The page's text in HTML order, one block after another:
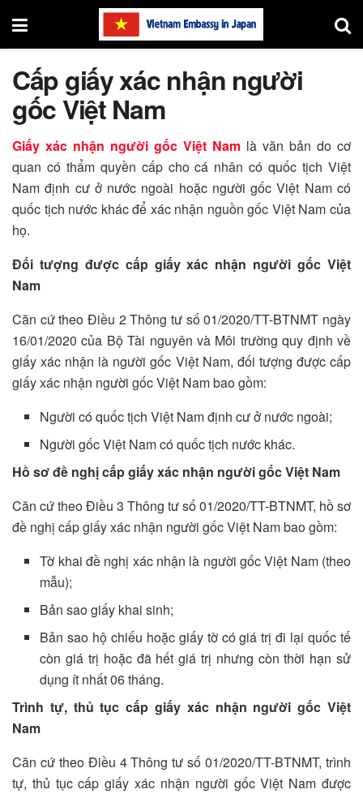
Cấp giấy xác nhận người
gốc Việt Nam
Giấy xác nhận người gốc Việt Nam là văn bản do cơ
quan có thẩm quyền cấp cho cá nhân có quốc tịch Việt
Nam định cư ở nước ngoài hoặc người gốc Việt Nam có
quốc tịch nước khác để xác nhận nguồn gốc Việt Nam của
họ.
Đối tượng được cấp giấy xác nhận người gốc Việt
Nam
Căn cứ theo Điều 2 Thông tư số 01/2020/TT-BTNMT ngày
16/01/2020 của Bộ Tài nguyên và Môi trường quy định về
giấy xác nhận là người gốc Việt Nam, đối tượng được cấp
giấy xác nhận người gốc Việt Nam bao gồm:
Người có quốc tịch Việt Nam định cư ở nước ngoài;
Người gốc Việt Nam có quốc tịch nước khác.
Hồ sơ đề nghị cấp giấy xác nhận người gốc Việt Nam
Căn cứ theo Điều 3 Thông tư số 01/2020/TT-BTNMT, hồ sơ
đề nghị cấp giấy xác nhận người gốc Việt Nam bao gồm:
Tờ khai đề nghị xác nhận là người gốc Việt Nam (theo
mẫu);
Bản sao giấy khai sinh;
Bản sao hộ chiếu hoặc giấy tờ có giá trị đi lại quốc tế
còn giá trị hoặc đã hết giá trị nhưng còn thời hạn sử
dụng ít nhất 06 tháng.
Trình tự, thủ tục cấp giấy xác nhận người gốc Việt
Nam
Căn cứ theo Điều 4 Thông tư số 01/2020/TT-BTNMT, trình
tự, thủ tục cấp giấy xác nhận người gốc Việt Nam được